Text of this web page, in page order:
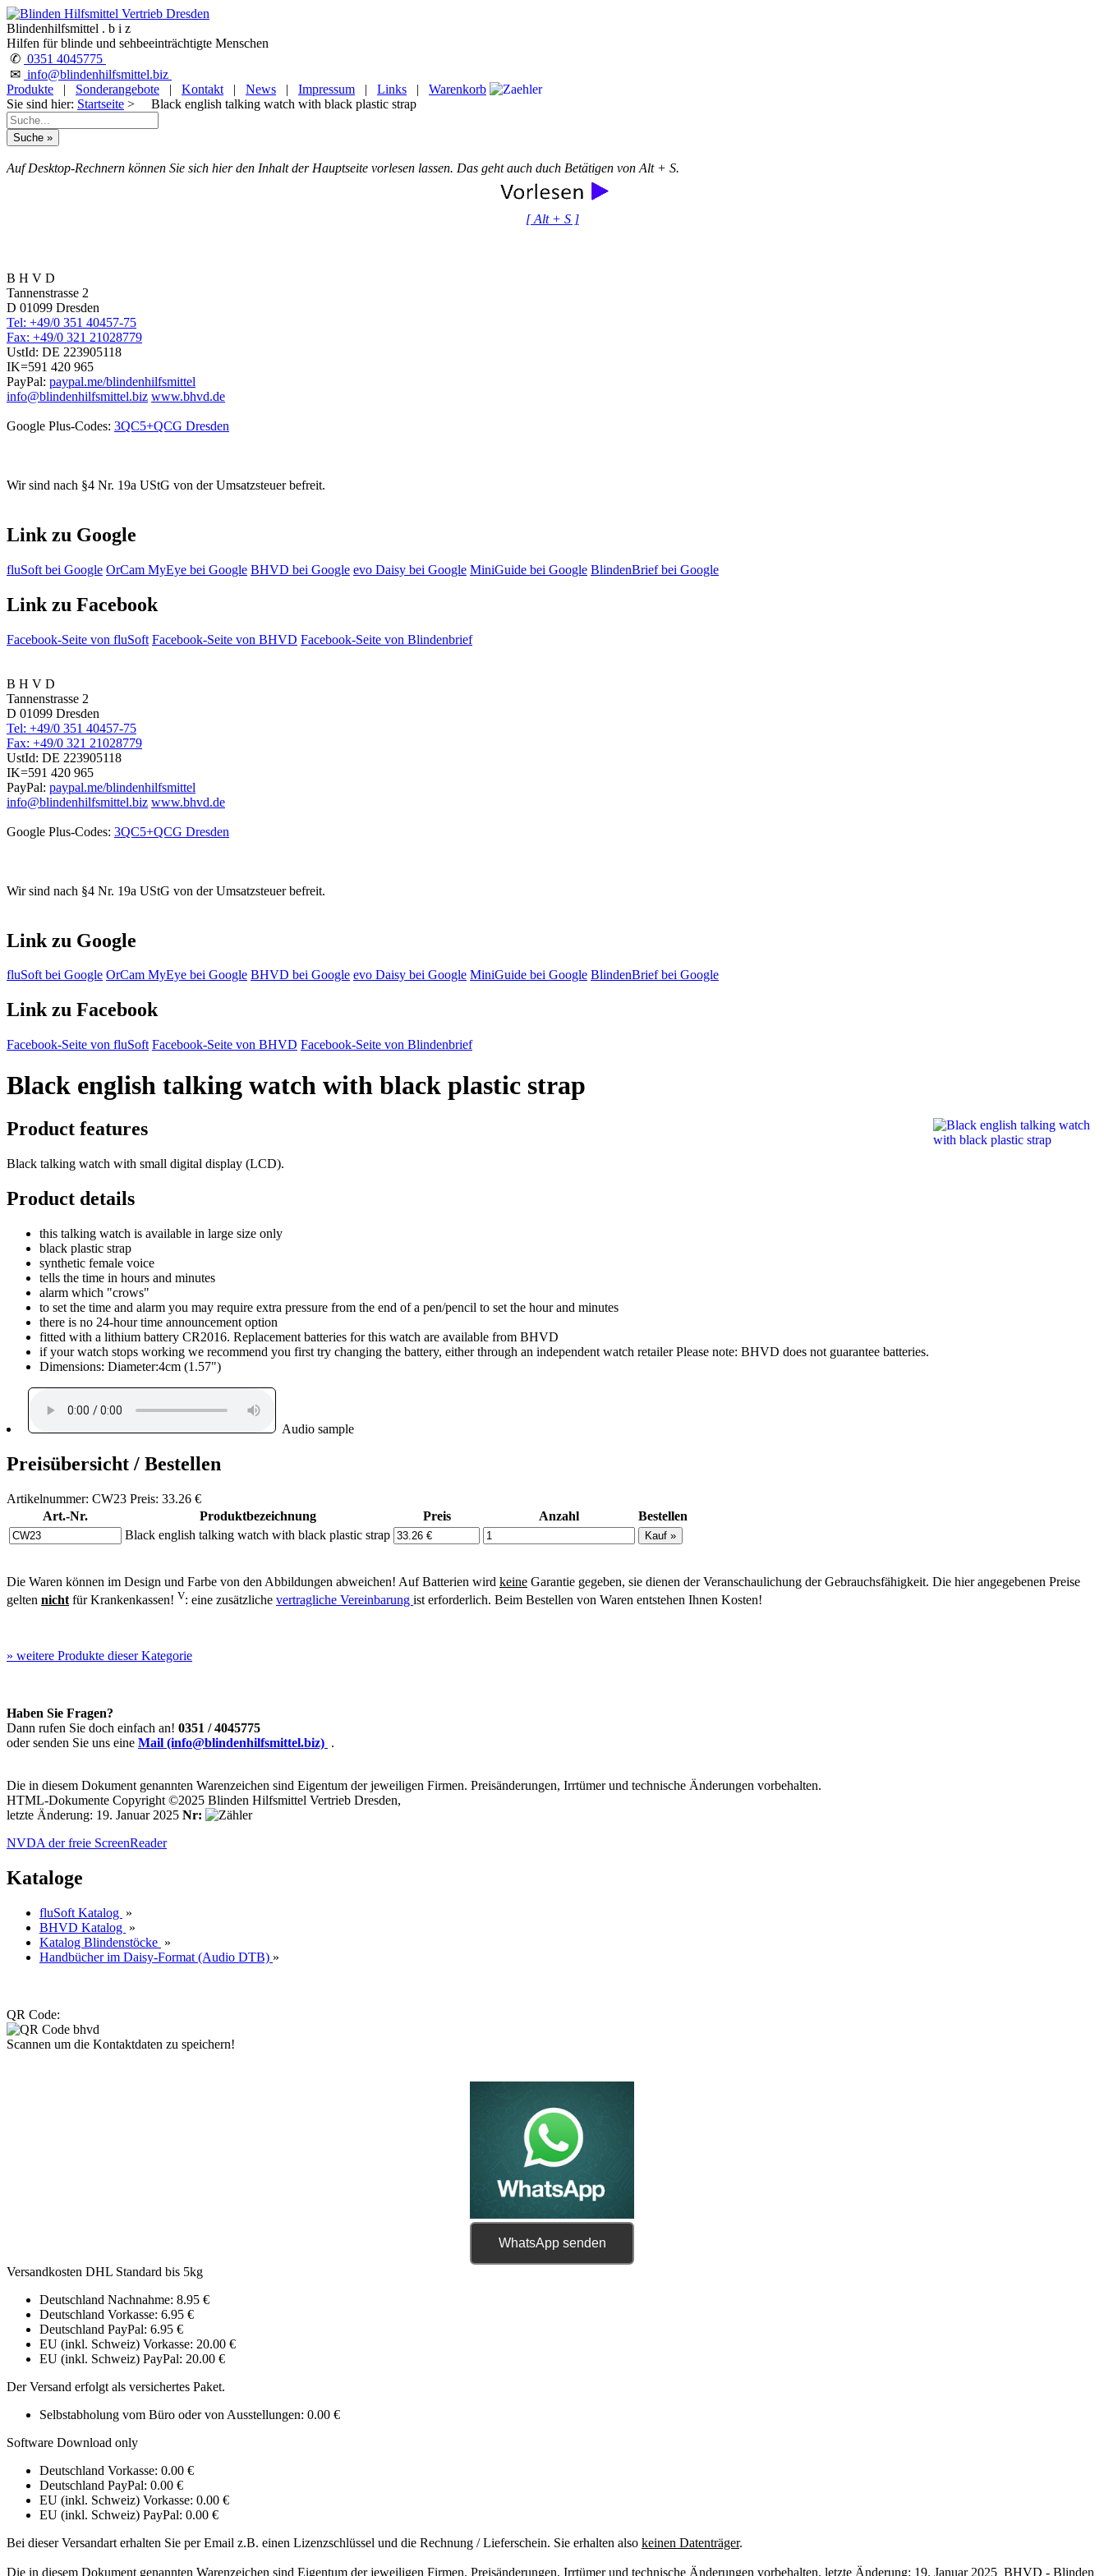
Blindenhilfsmittel . b i z
Hilfen für blinde und sehbeeinträchtigte Menschen
✆ 0351 4045775
✉ info@blindenhilfsmittel.biz
Produkte
| Sonderangebote | Kontakt | News | Impressum | Links |
Warenkorb
Sie sind hier: Startseite > Black english talking watch with black plastic strap
Auf Desktop-Rechnern können Sie sich hier den Inhalt der Hauptseite vorlesen lassen. Das geht auch duch Betätigen von Alt + S.
[ Alt + S ]
B H V D
Tannenstrasse 2
D 01099 Dresden
Tel: +49/0 351 40457-75
Fax: +49/0 321 21028779
UstId: DE 223905118
IK=591 420 965
PayPal: paypal.me/blindenhilfsmittel
info@blindenhilfsmittel.biz www.bhvd.de
Google Plus-Codes: 3QC5+QCG Dresden
Wir sind nach §4 Nr. 19a UStG von der Umsatzsteuer befreit.
Link zu Google
fluSoft bei Google OrCam MyEye bei Google BHVD bei Google evo Daisy bei Google MiniGuide bei Google BlindenBrief bei Google
Link zu Facebook
Facebook-Seite von fluSoft Facebook-Seite von BHVD Facebook-Seite von Blindenbrief
B H V D
Tannenstrasse 2
D 01099 Dresden
Tel: +49/0 351 40457-75
Fax: +49/0 321 21028779
UstId: DE 223905118
IK=591 420 965
PayPal: paypal.me/blindenhilfsmittel
info@blindenhilfsmittel.biz www.bhvd.de
Google Plus-Codes: 3QC5+QCG Dresden
Wir sind nach §4 Nr. 19a UStG von der Umsatzsteuer befreit.
Link zu Google
fluSoft bei Google OrCam MyEye bei Google BHVD bei Google evo Daisy bei Google MiniGuide bei Google BlindenBrief bei Google
Link zu Facebook
Facebook-Seite von fluSoft Facebook-Seite von BHVD Facebook-Seite von Blindenbrief
Black english talking watch with black plastic strap
Product features
Black talking watch with small digital display (LCD).
Product details
this talking watch is available in large size only
black plastic strap
synthetic female voice
tells the time in hours and minutes
alarm which "crows"
to set the time and alarm you may require extra pressure from the end of a pen/pencil to set the hour and minutes
there is no 24-hour time announcement option
fitted with a lithium battery CR2016. Replacement batteries for this watch are available from BHVD
if your watch stops working we recommend you first try changing the battery, either through an independent watch retailer Please note: BHVD does not guarantee batteries.
Dimensions: Diameter:4cm (1.57")
Audio sample
Preisübersicht / Bestellen
Artikelnummer: CW23 Preis: 33.26 €
Art.-Nr.
Produktbezeichnung Preis Anzahl
Bestellen
Black english talking watch with black plastic strap
Die Waren können im Design und Farbe von den Abbildungen abweichen! Auf Batterien wird keine Garantie gegeben, sie dienen der Veranschaulichung der Gebrauchsfähigkeit. Die hier angegebenen Preise
gelten nicht für Krankenkassen! V: eine zusätzliche vertragliche Vereinbarung ist erforderlich. Beim Bestellen von Waren entstehen Ihnen Kosten!
» weitere Produkte dieser Kategorie
Haben Sie Fragen?
Dann rufen Sie doch einfach an! 0351 / 4045775
oder senden Sie uns eine Mail (info@blindenhilfsmittel.biz) .
Die in diesem Dokument genannten Warenzeichen sind Eigentum der jeweiligen Firmen. Preisänderungen, Irrtümer und technische Änderungen vorbehalten.
HTML-Dokumente Copyright ©2025 Blinden Hilfsmittel Vertrieb Dresden,
letzte Änderung: 19. Januar 2025 Nr:
NVDA der freie ScreenReader
Kataloge
fluSoft Katalog »
BHVD Katalog »
Katalog Blindenstöcke »
Handbücher im Daisy-Format (Audio DTB) »
QR Code:
Scannen um die Kontaktdaten zu speichern!
WhatsApp senden
Versandkosten DHL Standard bis 5kg
Deutschland Nachnahme: 8.95 €
Deutschland Vorkasse: 6.95 €
Deutschland PayPal: 6.95 €
EU (inkl. Schweiz) Vorkasse: 20.00 €
EU (inkl. Schweiz) PayPal: 20.00 €
Der Versand erfolgt als versichertes Paket.
Selbstabholung vom Büro oder von Ausstellungen: 0.00 €
Software Download only
Deutschland Vorkasse: 0.00 €
Deutschland PayPal: 0.00 €
EU (inkl. Schweiz) Vorkasse: 0.00 €
EU (inkl. Schweiz) PayPal: 0.00 €
Bei dieser Versandart erhalten Sie per Email z.B. einen Lizenzschlüssel und die Rechnung / Lieferschein. Sie erhalten also keinen Datenträger.
Die in diesem Dokument genannten Warenzeichen sind Eigentum der jeweiligen Firmen. Preisänderungen, Irrtümer und technische Änderungen vorbehalten. letzte Änderung: 19. Januar 2025 BHVD - Blinden